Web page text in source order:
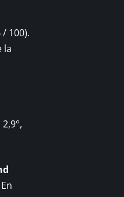
100).
la